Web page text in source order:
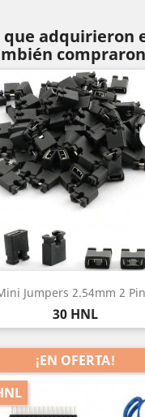
que adquirieron
Jumpers 2.54mm 2
Precio
30 HNL
¡EN OFERTA!